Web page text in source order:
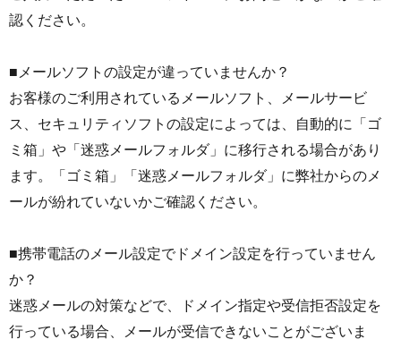
認ください。
■メールソフトの設定が違っていませんか？
お客様のご利用されているメールソフト、メールサービ
ス、セキュリティソフトの設定によっては、自動的に「ゴ
ミ箱」や「迷惑メールフォルダ」に移行される場合があり
ます。「ゴミ箱」「迷惑メールフォルダ」に弊社からのメ
ールが紛れていないかご確認ください。
■携帯電話のメール設定でドメイン設定を行っていません
か？
迷惑メールの対策などで、ドメイン指定や受信拒否設定を
行っている場合、メールが受信できないことがございま